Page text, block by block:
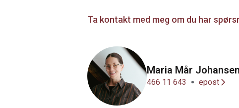
Ta kontakt med meg om du har
Maria Mår Johansen
466 11 643 epost arrow_forward_ios